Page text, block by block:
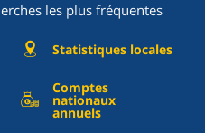
les plus fréquentes
Statistiques locales
Comptes
nationaux
annuels